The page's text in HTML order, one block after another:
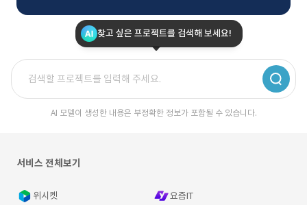
찾고 싶은 프로젝트를 검색해 보세요!
AI 모델이 생성한 내용은 부정확한 정보가 포함될 수 있습니다.
서비스 전체보기
위시켓 요즘IT